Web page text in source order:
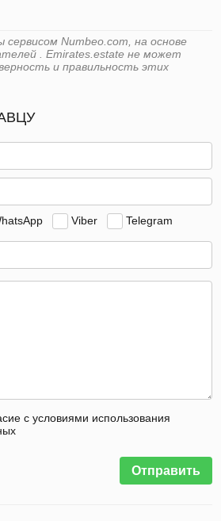
Numbeo.com, на основе
. Emirates.estate не может
и правильность этих
Viber Telegram
с условиями использования
Отправить